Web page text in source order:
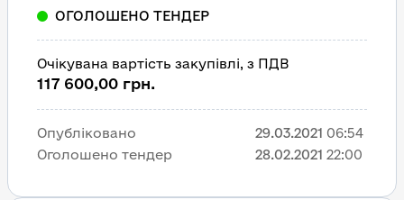
ОГОЛОШЕНО ТЕНДЕР
Очікувана вартість закупівлі, з ПДВ
117 600,00 грн.
Опубліковано 29.03.2021 06:54
Оголошено тендер
28.02.2021 22:00